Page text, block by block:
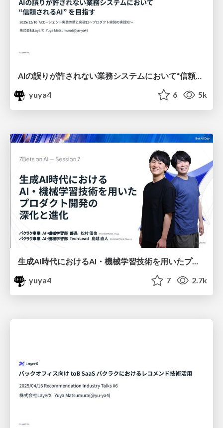
AIの誤りが許されない業務システムにおいて“信頼されるAI” を目指す / building-trusted-ai-systems
yuya4
6 5k
生成AI時代におけるAI・機械学習技術を用いたプロダクト開発の深化と進化 /evolving-ai-ml-products-in-genai-era
yuya4
7 2.7k